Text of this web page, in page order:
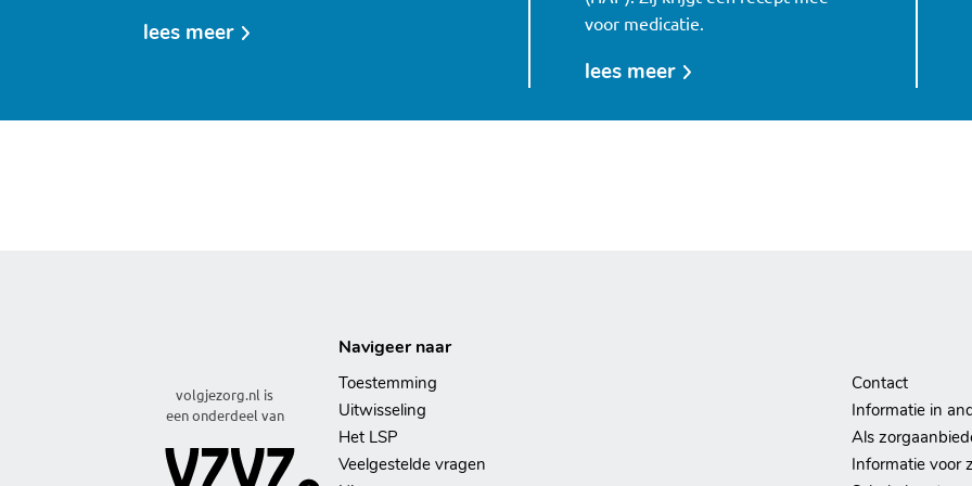
lees meerover
kon
de
medische
gegevens
voor medicatie.
lees meerover
volgjezorg.nl is
een onderdeel van
Navigeer naar
Toestemming
Uitwisseling
Het LSP
Veelgestelde vragen
Contact
Informatie in
Als
Informatie voor